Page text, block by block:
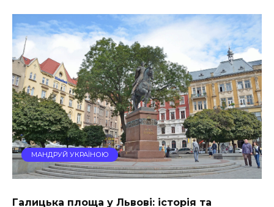
МАНДРУЙ УКРАЇНОЮ
Галицька площа у Львові: історія та